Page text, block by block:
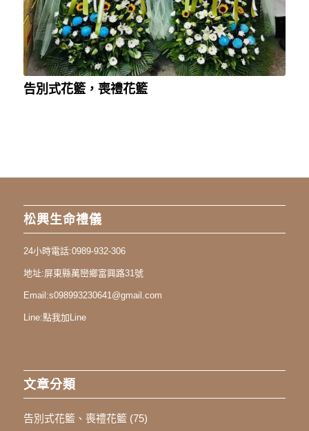
告別式花籃，喪禮花籃
松興生命禮儀
24小時電話:0989-932-306
地址:屏東縣萬巒鄉富興路31號
Email:s098993230641@gmail.com
Line:點我加Line
文章分類
告別式花籃、喪禮花籃(75)